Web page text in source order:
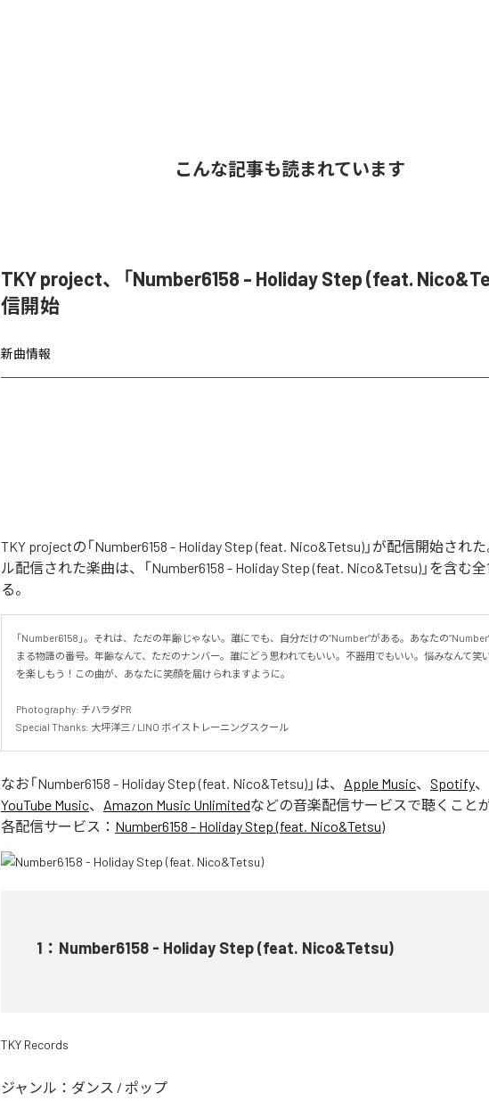
こんな記事も読まれています
TKY project、「Number6158 - Holiday Step (feat.
信開始
新曲情報
TKY projectの「Number6158 - Holiday Step (feat. Nico&Tetsu)」が配信開始され
ル配信された楽曲は、「Number6158 - Holiday Step (feat. Nico&Tetsu)」を含む
る。
「Number6158」。それは、ただの年齢じゃない。誰にでも、自分だけの“Number”がある。あなたの
まる物語の番号。年齢なんて、ただのナンバー。誰にどう思われてもいい。不器用でもいい。悩みなんて笑
を楽しもう！この曲が、あなたに笑顔を届けられますように。
Photography: チハラダPR
Special Thanks: 大坪洋三 / LINO ボイストレーニングスクール
なお「Number6158 - Holiday Step (feat. Nico&Tetsu) 」は、 Apple Music、 Spotify、
YouTube Music、 Amazon Music Unlimitedなどの音楽配信サービスで聴くこと
各配信サービス： Number6158 - Holiday Step (feat. Nico&Tetsu)
1 ： Number6158 - Holiday Step (feat. Nico&Tetsu)
TKY Records
ジャンル： ダンス / ポップ